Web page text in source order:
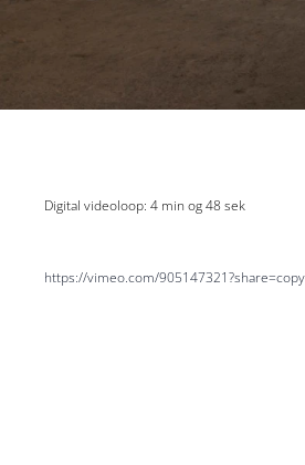
Digital videoloop: 4 min og 48 sek
https://vimeo.com/905147321?share=copy